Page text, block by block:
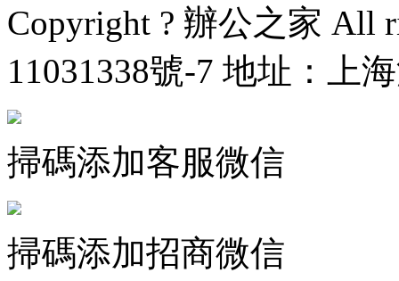
Copyright ? 辦公之家 All
11031338號-7 地址：上
掃碼添加客服微信
掃碼添加招商微信